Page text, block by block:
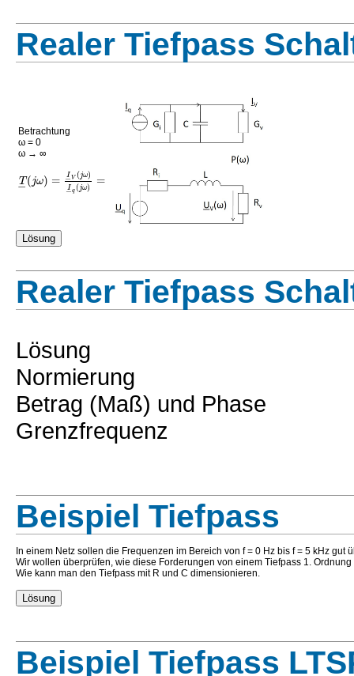
Realer Tiefpass
Betrachtung
ω = 0
ω → ∞
T
−(jω) = I
−V (jω)
I
−q(jω) =
Realer Tiefpass
Lösung
Normierung
Betrag (Maß) und Phase
Grenzfrequenz
Beispiel Tiefpass
In einem Netz sollen die Frequenzen im Bereich von f = 0 Hz bis f = 5 kHz gut
Wir wollen überprüfen, wie diese Forderungen von einem Tiefpass 1.
Wie kann man den Tiefpass mit R und C dimensionieren.
Beispiel Tiefpass